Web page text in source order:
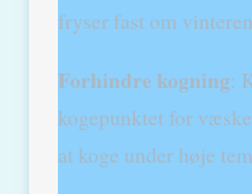
fryser fast om
Forhindre kogning:
kogepunktet for
at koge under høje